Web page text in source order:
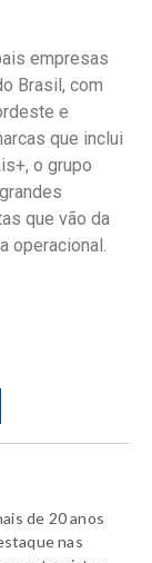
empresas
Brasil, com
e
que inclui
o grupo
que vão da
operacional.
de 20 anos
nas